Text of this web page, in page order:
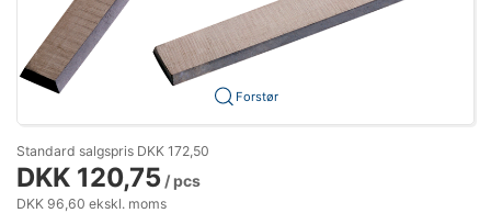
Forstør
Standard salgspris DKK 172,50
DKK 120,75 / pcs
DKK 96,60 ekskl. moms